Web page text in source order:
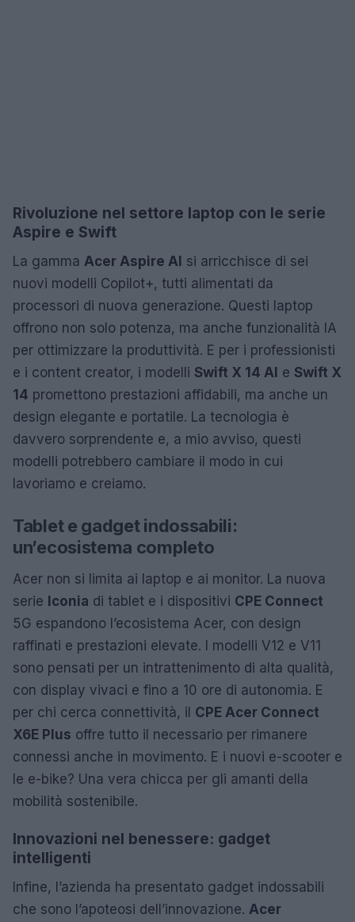
Rivoluzione nel settore laptop con le serie
Aspire e Swift
La gamma Acer Aspire AI si arricchisce di sei
nuovi modelli Copilot+, tutti alimentati da
processori di nuova generazione. Questi laptop
offrono non solo potenza, ma anche funzionalità IA
per ottimizzare la produttività. E per i professionisti
e i content creator, i modelli Swift X 14 AI e Swift X
14 promettono prestazioni affidabili, ma anche un
design elegante e portatile. La tecnologia è
davvero sorprendente e, a mio avviso, questi
modelli potrebbero cambiare il modo in cui
lavoriamo e creiamo.
Tablet e gadget indossabili:
un’ecosistema completo
Acer non si limita ai laptop e ai monitor. La nuova
serie Iconia di tablet e i dispositivi CPE Connect
5G espandono l’ecosistema Acer, con design
raffinati e prestazioni elevate. I modelli V12 e V11
sono pensati per un intrattenimento di alta qualità,
con display vivaci e fino a 10 ore di autonomia. E
per chi cerca connettività, il CPE Acer Connect
X6E Plus offre tutto il necessario per rimanere
connessi anche in movimento. E i nuovi e-scooter e
le e-bike? Una vera chicca per gli amanti della
mobilità sostenibile.
Innovazioni nel benessere: gadget
intelligenti
Infine, l’azienda ha presentato gadget indossabili
che sono l’apoteosi dell’innovazione. Acer